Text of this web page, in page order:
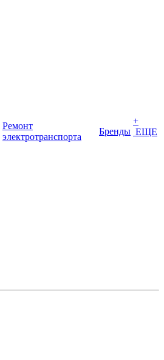
Ремонт
электротранспорта
Бренды
+
ЕЩЕ